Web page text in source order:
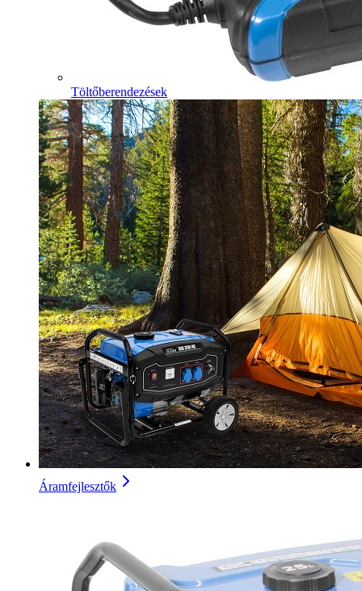
Töltőberendezések
Áramfejlesztők